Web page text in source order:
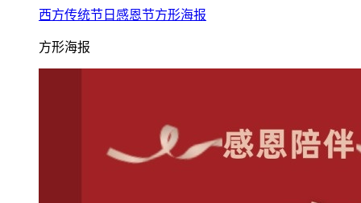
西方传统节日感恩节方形海报
方形海报